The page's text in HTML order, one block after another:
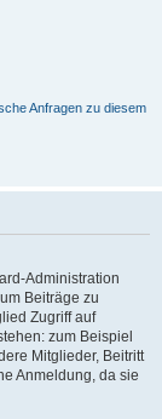
Anfragen zu diesem
Administration
Beiträge zu
Zugriff auf
zum Beispiel
Mitglieder, Beitritt
Anmeldung, da sie